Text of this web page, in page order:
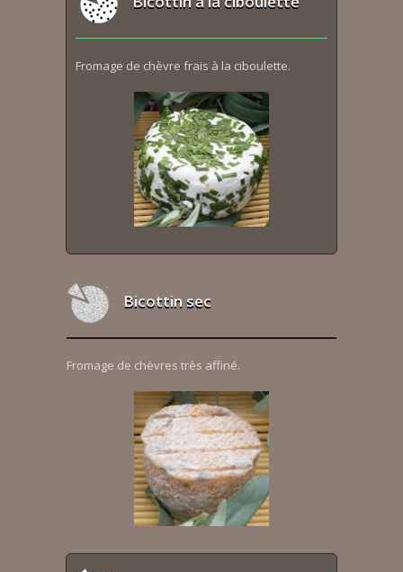
Fromage de chèvre frais à la ciboulette.
Bicottin sec
Fromage de chèvres très affiné.